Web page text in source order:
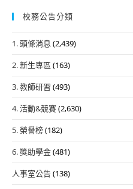
校務公告分類
1. 頭條消息 (2,439)
2. 新生專區 (163)
3. 教師研習 (493)
4. 活動&競賽(2,630)
5. 榮譽榜(182)
6. 獎助學金(481)
人事室公告(138)